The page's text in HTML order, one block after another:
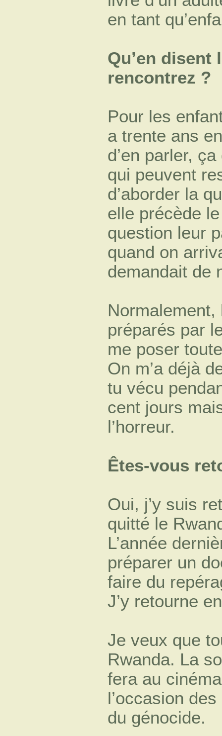
en tant
Qu’en disent
rencontrez ?
Pour les
a trente ans
d’en parler,
qui peuvent
d’aborder la
elle précède
question leur
quand on
demandait de
préparés par
me poser
On m’a déjà
tu vécu
cent jours
l’horreur.
Êtes-vous
Oui, j’y suis
quitté le
L’année
préparer un
faire du
J’y retourne
Je veux que
Rwanda. La
fera au
l’occasion
du génocide.